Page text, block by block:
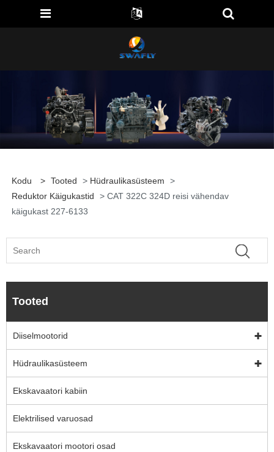
Kodu > Tooted > Hüdraulikasüsteem
>
Reduktor Käigukastid
> CAT 322C 324D reisi vähendav
käigukast 227-6133
Tooted
Diiselmootorid
Hüdraulikasüsteem
Ekskavaatori kabiin
Elektrilised varuosad
Ekskavaatori mootori osad